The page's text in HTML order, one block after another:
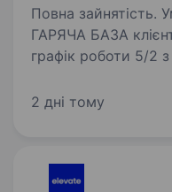
Повна зайнятість. Умови роботи: тільки
ГАРЯЧА БАЗА
графік роботи 5/2 з
роботи,
2 дні тому